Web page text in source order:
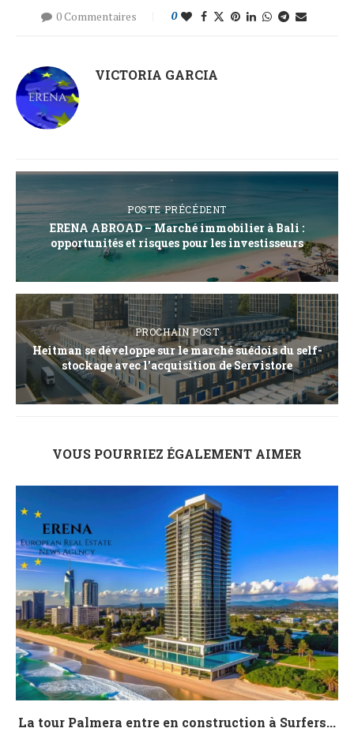
0 Commentaires 0
VICTORIA GARCIA
POSTE PRÉCÉDENT
ERENA ABROAD – Marché immobilier à Bali :
opportunités et risques pour les investisseurs
PROCHAIN POST
Heitman se développe sur le marché suédois du self-
stockage avec l’acquisition de Servistore
VOUS POURRIEZ ÉGALEMENT AIMER
La tour Palmera entre en construction à Surfers...